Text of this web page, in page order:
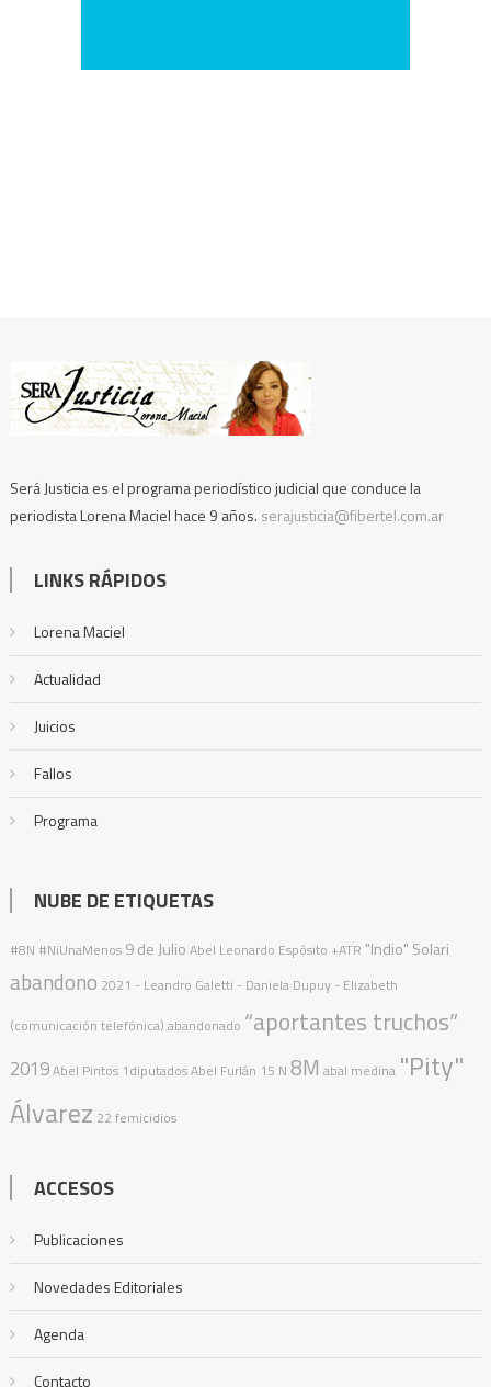
Será Justicia es el programa periodístico judicial que conduce la
periodista Lorena Maciel hace 9 años. serajusticia@fibertel.com.ar
LINKS RÁPIDOS
Lorena Maciel
Actualidad
Juicios
Fallos
Programa
NUBE DE ETIQUETAS
#8N #NiUnaMenos 9 de Julio Abel Leonardo Espósito +ATR "Indio" Solari
abandono 2021 - Leandro Galetti - Daniela Dupuy - Elizabeth
(comunicación telefónica) abandonado “aportantes truchos”
2019Abel Pintos 1diputadosAbel Furlán 15 N 8M abal medina "Pity"
Álvarez 22 femicidios
ACCESOS
Publicaciones
Novedades Editoriales
Agenda
Contacto